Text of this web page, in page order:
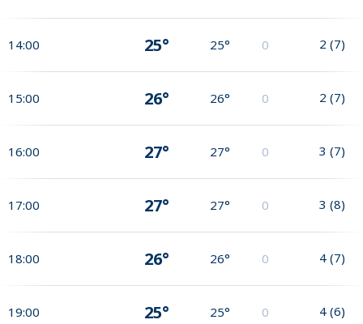
14:00 25° 25° 0 2 (7)
15:00 26° 26° 0 2 (7)
16:00 27° 27° 0 3 (7)
17:00 27° 27° 0 3 (8)
18:00 26° 26° 0 4 (7)
19:00 25° 25° 0 4 (6)